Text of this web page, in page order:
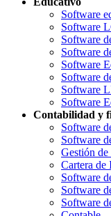
Software
Software
Software
Software
Software
Software
Software
Software
Contabilidad y
Software
Software
Gestión de
Cartera de
Software
Software
Software